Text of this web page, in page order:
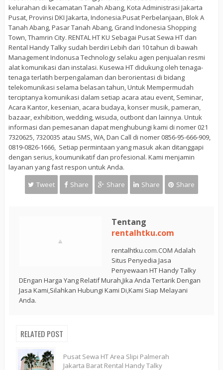
kelurahan di kecamatan Tanah Abang, Kota Administrasi Jakarta
Pusat, Provinsi DKI Jakarta, Indonesia.Pusat Perbelanjaan, Blok A
Tanah Abang, Pasar Tanah Abang, Grand Indonesia Shopping
Town, Thamrin City. RENTAL HT KU Sebagai Pusat Sewa HT dan
Rental Handy Talky sudah berdiri Lebih dari 10 tahun di bawah
Management Indonusa Technology selaku agen penjualan resmi
alat komunikasi dan instalasi. Kusewa HT didukung oleh tenaga-
tenaga terlatih berpengalaman dan berorientasi di bidang
telekomunikasi selama belasan tahun, Untuk Mempermudah
terciptanya komunikasi dalam setiap acara atau event, Seminar,
Acara Kantor, kesenian, acara budaya, konser musik, pameran,
bazaar, exhibition, wedding, wisuda, outbont dan lainnya. Untuk
informasi dan pemesanan dapat menghubungi kami di nomer 021
7320625, 7320035 atau SMS, WA, Dan Call di nomer 0856-95-666-909,
0819-0826-1666, Setiap permintaan yang masuk akan ditanggapi
dengan serius, koumunikatif dan profesional. Kami menjamin
layanan yang fast respon untuk Anda.
Tweet
Share Share Share Share
Tentang
rentalhtku.com
rentalhtku.com.COM Adalah
Situs Penyedia Jasa
Penyewaan HT Handy Talky
DEngan Harga Yang Relatif Murah,Jika Anda Tertarik Dengan
Jasa Kami,Silahkan Hubungi Kami Di,Kami Siap Melayani
Anda.
RELATED POST
Pusat Sewa HT Area Slipi Palmerah
Jakarta Barat Rental Handy Talky